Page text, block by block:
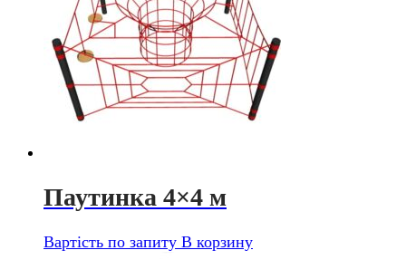
Паутинка 4×4 м
Вартість по запиту В корзину